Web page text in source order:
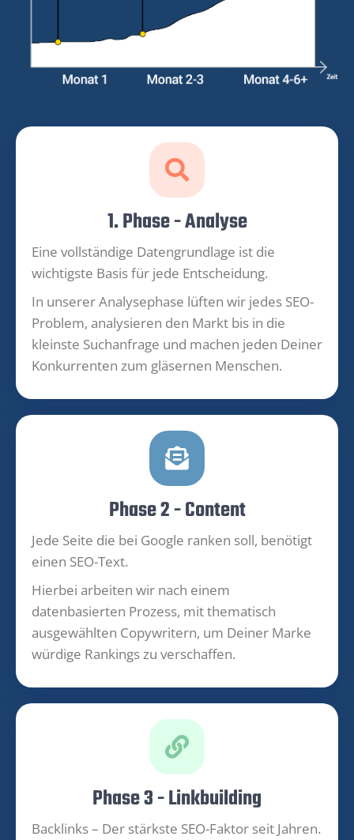
1. Phase - Analyse
Eine vollständige Datengrundlage ist die
wichtigste Basis für jede Entscheidung.
In unserer Analysephase lüften wir jedes SEO-
Problem, analysieren den Markt bis in die
kleinste Suchanfrage und machen jeden Deiner
Konkurrenten zum gläsernen Menschen.
Phase 2 - Content
Jede Seite die bei Google ranken soll, benötigt
einen SEO-Text.
Hierbei arbeiten wir nach einem
datenbasierten Prozess, mit thematisch
ausgewählten Copywritern, um Deiner Marke
würdige Rankings zu verschaffen.
Phase 3 - Linkbuilding
Backlinks – Der stärkste SEO-Faktor seit Jahren.